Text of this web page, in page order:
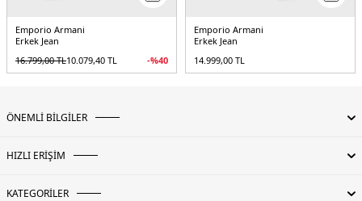
Emporio Armani
Erkek Jean
16.799,00TL10.079,40 TL -%40
Emporio Armani
Erkek Jean
14.999,00 TL
ÖNEMLİ BİLGİLER
HIZLI ERİŞİM
KATEGORİLER